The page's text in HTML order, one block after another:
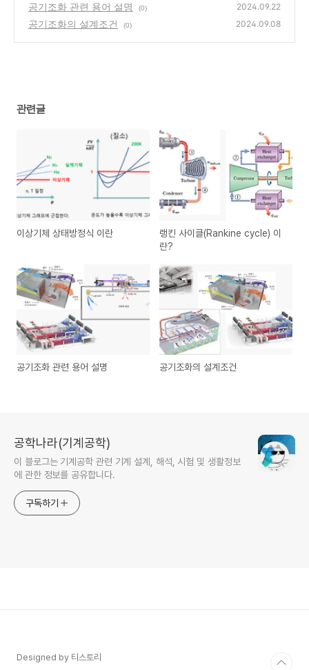
공기조화 관련 용어 설명 (0) 2024.09.22
공기조화의 설계조건 (0) 2024.09.08
관련글
이상기체 상태방정식 이란
랭킨 사이클(Rankine cycle) 이
란?
공기조화 관련 용어 설명 공기조화의 설계조건
공학나라(기계공학)
이 블로그는 기계공학 관련 기계 설계, 해석, 시험 및 생활정보
에 관한 정보를 공유합니다.
구독하기
Designed by 티스토리